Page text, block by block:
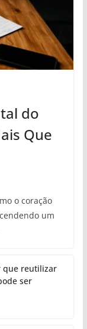
do
Que
o coração
um
que reutilizar
ser